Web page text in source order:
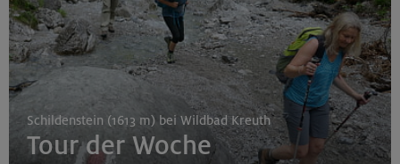
17./18./19.08.26
Grundkurs Klettern indoor
München
16.08.26
Schildenstein (1613 m) bei Wildbad Kreuth
Tour der Woche